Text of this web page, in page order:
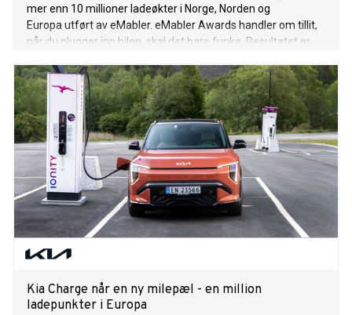
mer enn 10 millioner ladeøkter i Norge, Norden og
Europa utført av eMabler. eMabler Awards handler om tillit,
når du plugger inn bilen, skal det bare funke. Resultatet er
100 ladeøkter.
Kia Charge når en ny milepæl - en million
ladepunkter i Europa